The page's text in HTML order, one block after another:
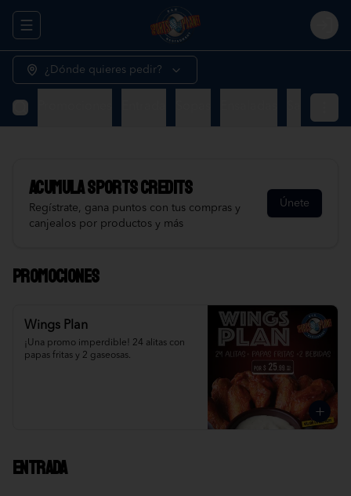
Abrir menu de navegación
¿Dónde quieres pedir?
AcumulaSports Credits
Regístrate, gana puntos con tus compras y
canjealos por productos y más
Únete
Promociones
Wings Plan
¡Una promo imperdible! 24 alitas con
papas fritas y 2 gaseosas.
Entrada